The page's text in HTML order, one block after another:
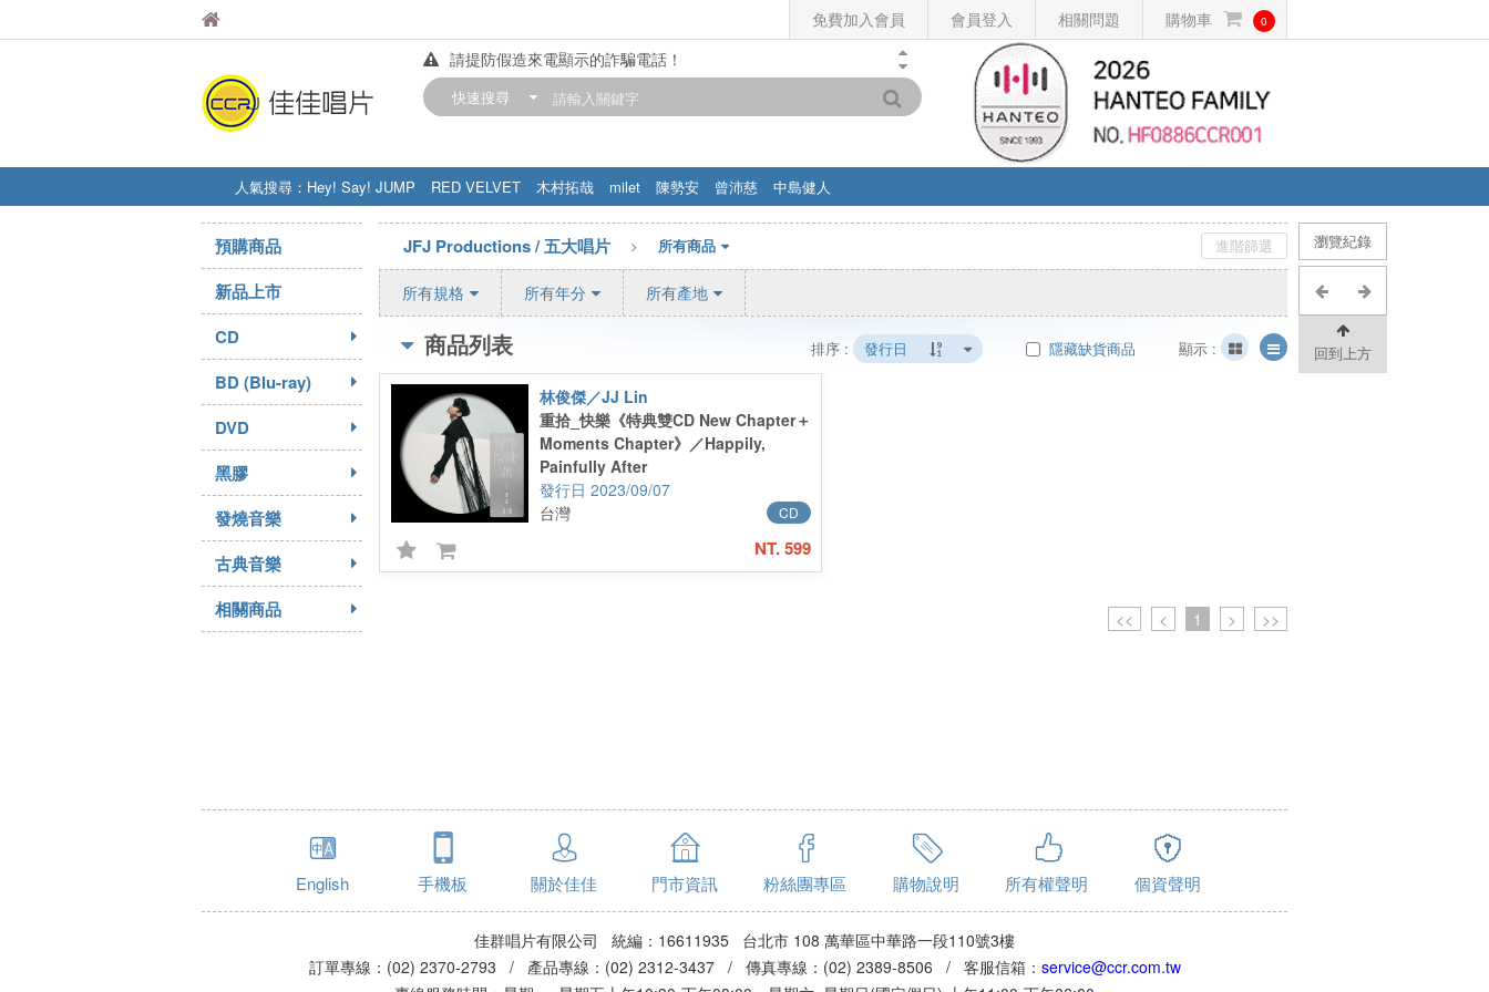
免費加入會員 會員登入 相關問題 購物車 0
佳佳唱片
請提防假造來電顯示的詐騙電話！
【中華門市營業時間調整公告】
快速搜尋
人氣搜尋： Hey! Say! JUMP RED VELVET 木村拓哉 milet 陳勢安 曾沛慈
中島健人
STRAY KIDS
盧廣仲 周杰伦
瀏覽紀錄
回到上方
預購商品
新品上市
CD
BD (Blu-ray)
DVD
黑膠
發燒音樂
古典音樂
相關商品
進階篩選
JFJ Productions / 五大唱片 所有商品
所有規格 所有年分 所有產地
排序 : 發行日 隱藏缺貨商品 顯示 :
商品列表
林俊傑／JJ Lin
重拾_快樂《特典雙CD New Chapter＋
Moments Chapter》／Happily,
Painfully After
2023/09/07
CD
台灣
NT. 599
<< < 1 > >>
English 手機板 關於佳佳 門市資訊 粉絲團專區 購物說明 所有權聲明 個資聲明
佳群唱片有限公司 統編：16611935 台北市 108 萬華區中華路一段110號3樓
訂單專線：(02) 2370-2793 / 產品專線：(02) 2312-3437 / 傳真專線：(02) 2389-8506 / 客服信箱： service@ccr.com.tw